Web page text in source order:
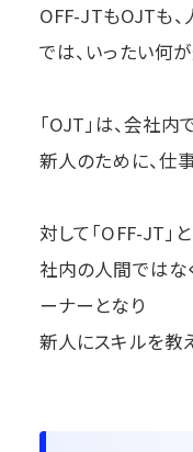
OFF-JTもOJTも
では、いったい何
「OJT」は、会社
新人のために、仕
対して「OFF-JT」と
社内の人間ではな
ーナーとなり
新人にスキルを教